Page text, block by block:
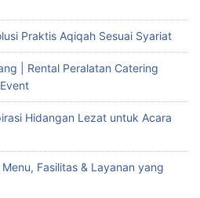
Praktis Aqiqah Sesuai Syariat
| Rental Peralatan Catering
Hidangan Lezat untuk Acara
Fasilitas & Layanan yang